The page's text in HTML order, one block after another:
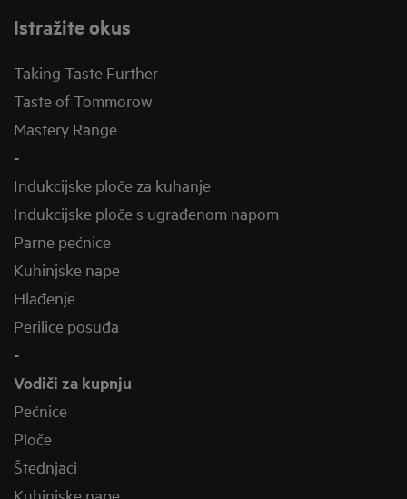
Istražite okus
Taking Taste Further
Taste of Tommorow
Mastery Range
-
Indukcijske ploče za kuhanje
Indukcijske ploče s ugrađenom napom
Parne pećnice
Kuhinjske nape
Hlađenje
Perilice posuđa
-
Vodiči za kupnju
Pećnice
Ploče
Štednjaci